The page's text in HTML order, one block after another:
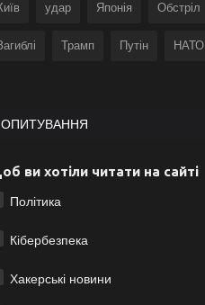
удар Японія Обстріл
Трамп Путін НАТО
ОПИТУВАННЯ
ви хотіли читати на сайті
Політика
Кібербезпека
Хакерські новини